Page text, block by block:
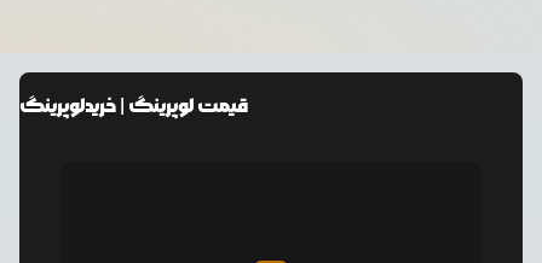
قیمتلوپرینگ | خریدلوپرینگ